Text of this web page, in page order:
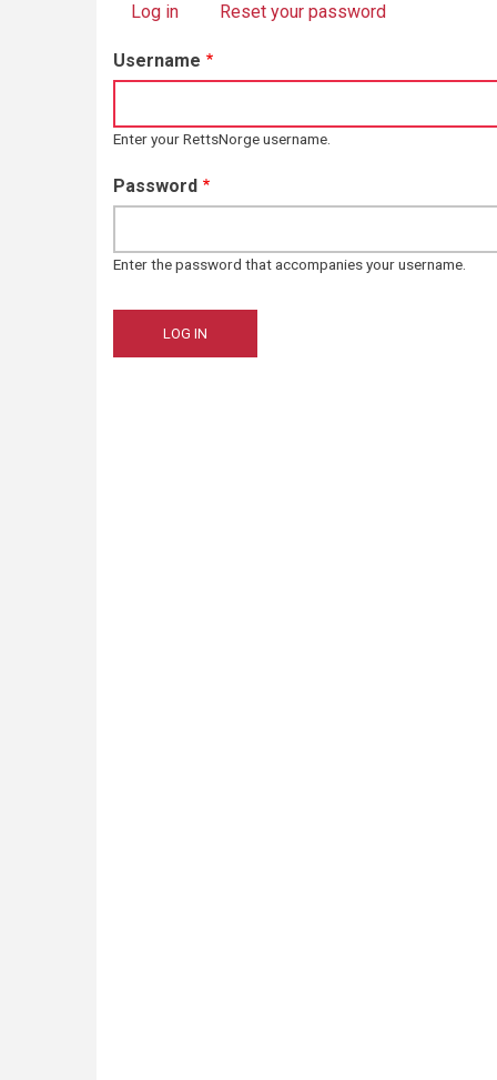
tabs
Log in (active tab)
Reset your password
Username
Enter your RettsNorge username.
Password
Enter the password that accompanies your username.